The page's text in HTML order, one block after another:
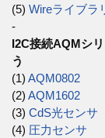
(5) Wireライブラ
-
I2C接続AQMシ
う
(1) AQM0802
(2) AQM1602
(3) CdS光センサ
(4) 圧力センサ